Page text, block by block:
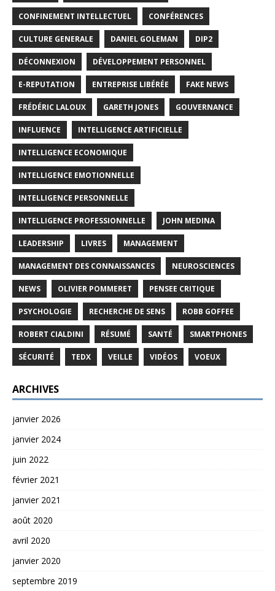
CONFINEMENT INTELLECTUEL CONFÉRENCES
CULTURE GENERALE DANIEL GOLEMAN DIP2
DÉCONNEXION DÉVELOPPEMENT PERSONNEL
E-REPUTATION ENTREPRISE LIBÉRÉE FAKE NEWS
FRÉDÉRIC LALOUX GARETH JONES GOUVERNANCE
INFLUENCE INTELLIGENCE ARTIFICIELLE
INTELLIGENCE ECONOMIQUE
INTELLIGENCE EMOTIONNELLE
INTELLIGENCE PERSONNELLE
INTELLIGENCE PROFESSIONNELLE JOHN MEDINA
LEADERSHIP LIVRES MANAGEMENT
MANAGEMENT DES CONNAISSANCES NEUROSCIENCES
NEWS OLIVIER POMMERET PENSEE CRITIQUE
PSYCHOLOGIE RECHERCHE DE SENS ROBB GOFFEE
ROBERT CIALDINI RÉSUMÉ SANTÉ SMARTPHONES
SÉCURITÉ TEDX VEILLE VIDÉOS VOEUX
ARCHIVES
janvier 2026
janvier 2024
juin 2022
février 2021
janvier 2021
août 2020
avril 2020
janvier 2020
septembre 2019